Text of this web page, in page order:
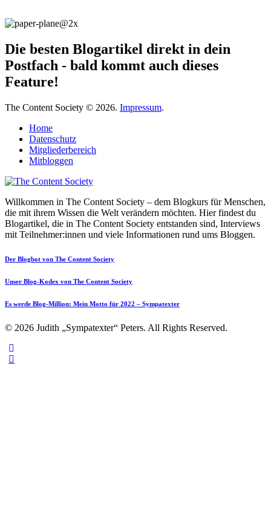
Die besten Blogartikel direkt in dein
Postfach - bald kommt auch dieses
Feature!
The Content Society © 2026. Impressum.
Home
Datenschutz
Mitgliederbereich
Mitbloggen
Willkommen in The Content Society – dem Blogkurs für Menschen,
die mit ihrem Wissen die Welt verändern möchten. Hier findest du
Blogartikel, die in The Content Society entstanden sind, Interviews
mit Teilnehmer:innen und viele Informationen rund ums Bloggen.
Der Blogbot von The Content Society
Unser Blog-Kodex von The Content Society
Es werde Blog-Million: Mein Motto für 2022 – Sympatexter
© 2026 Judith „Sympatexter“ Peters. All Rights Reserved.